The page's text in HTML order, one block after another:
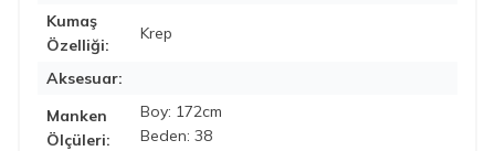
Kumaş
Özelliği:
Krep
Aksesuar:
Manken
Ölçüleri:
Boy: 172cm
Beden: 38